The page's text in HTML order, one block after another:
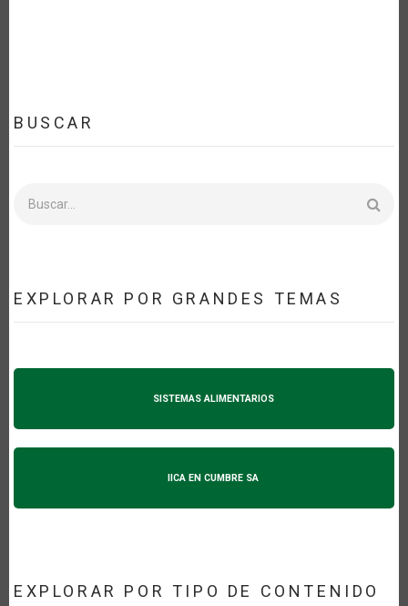
BUSCAR
EXPLORAR POR GRANDES TEMAS
SISTEMAS ALIMENTARIOS
IICA EN CUMBRE SA
EXPLORAR POR TIPO DE CONTENIDO